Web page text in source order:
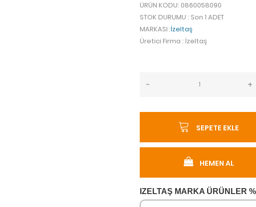
ÜRÜN KODU: 0860058090
STOK DURUMU : Son 1 ADET
MARKASI :İzeltaş
Üretici Firma : İzeltaş
- +
SEPETE EKLE
HEMEN AL
IZELTAŞ MARKA ÜRÜNLER